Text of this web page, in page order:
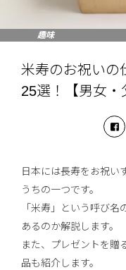
趣味
米寿のお祝いの
25選！【男女・
日本には長寿をお祝い
うちの一つです。
「米寿」という呼び
あるのか解説します。
また、プレゼントを贈
品も紹介します。